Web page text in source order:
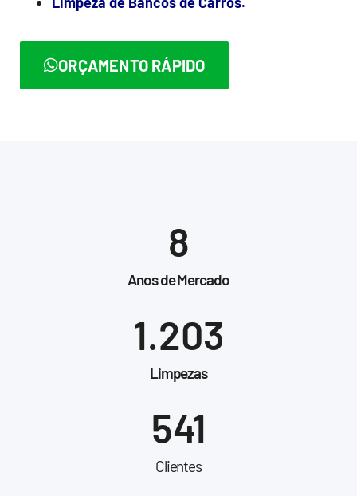
ORÇAMENTO RÁPIDO
Anos de Mercado
8
Limpezas
1.203
Clientes
541